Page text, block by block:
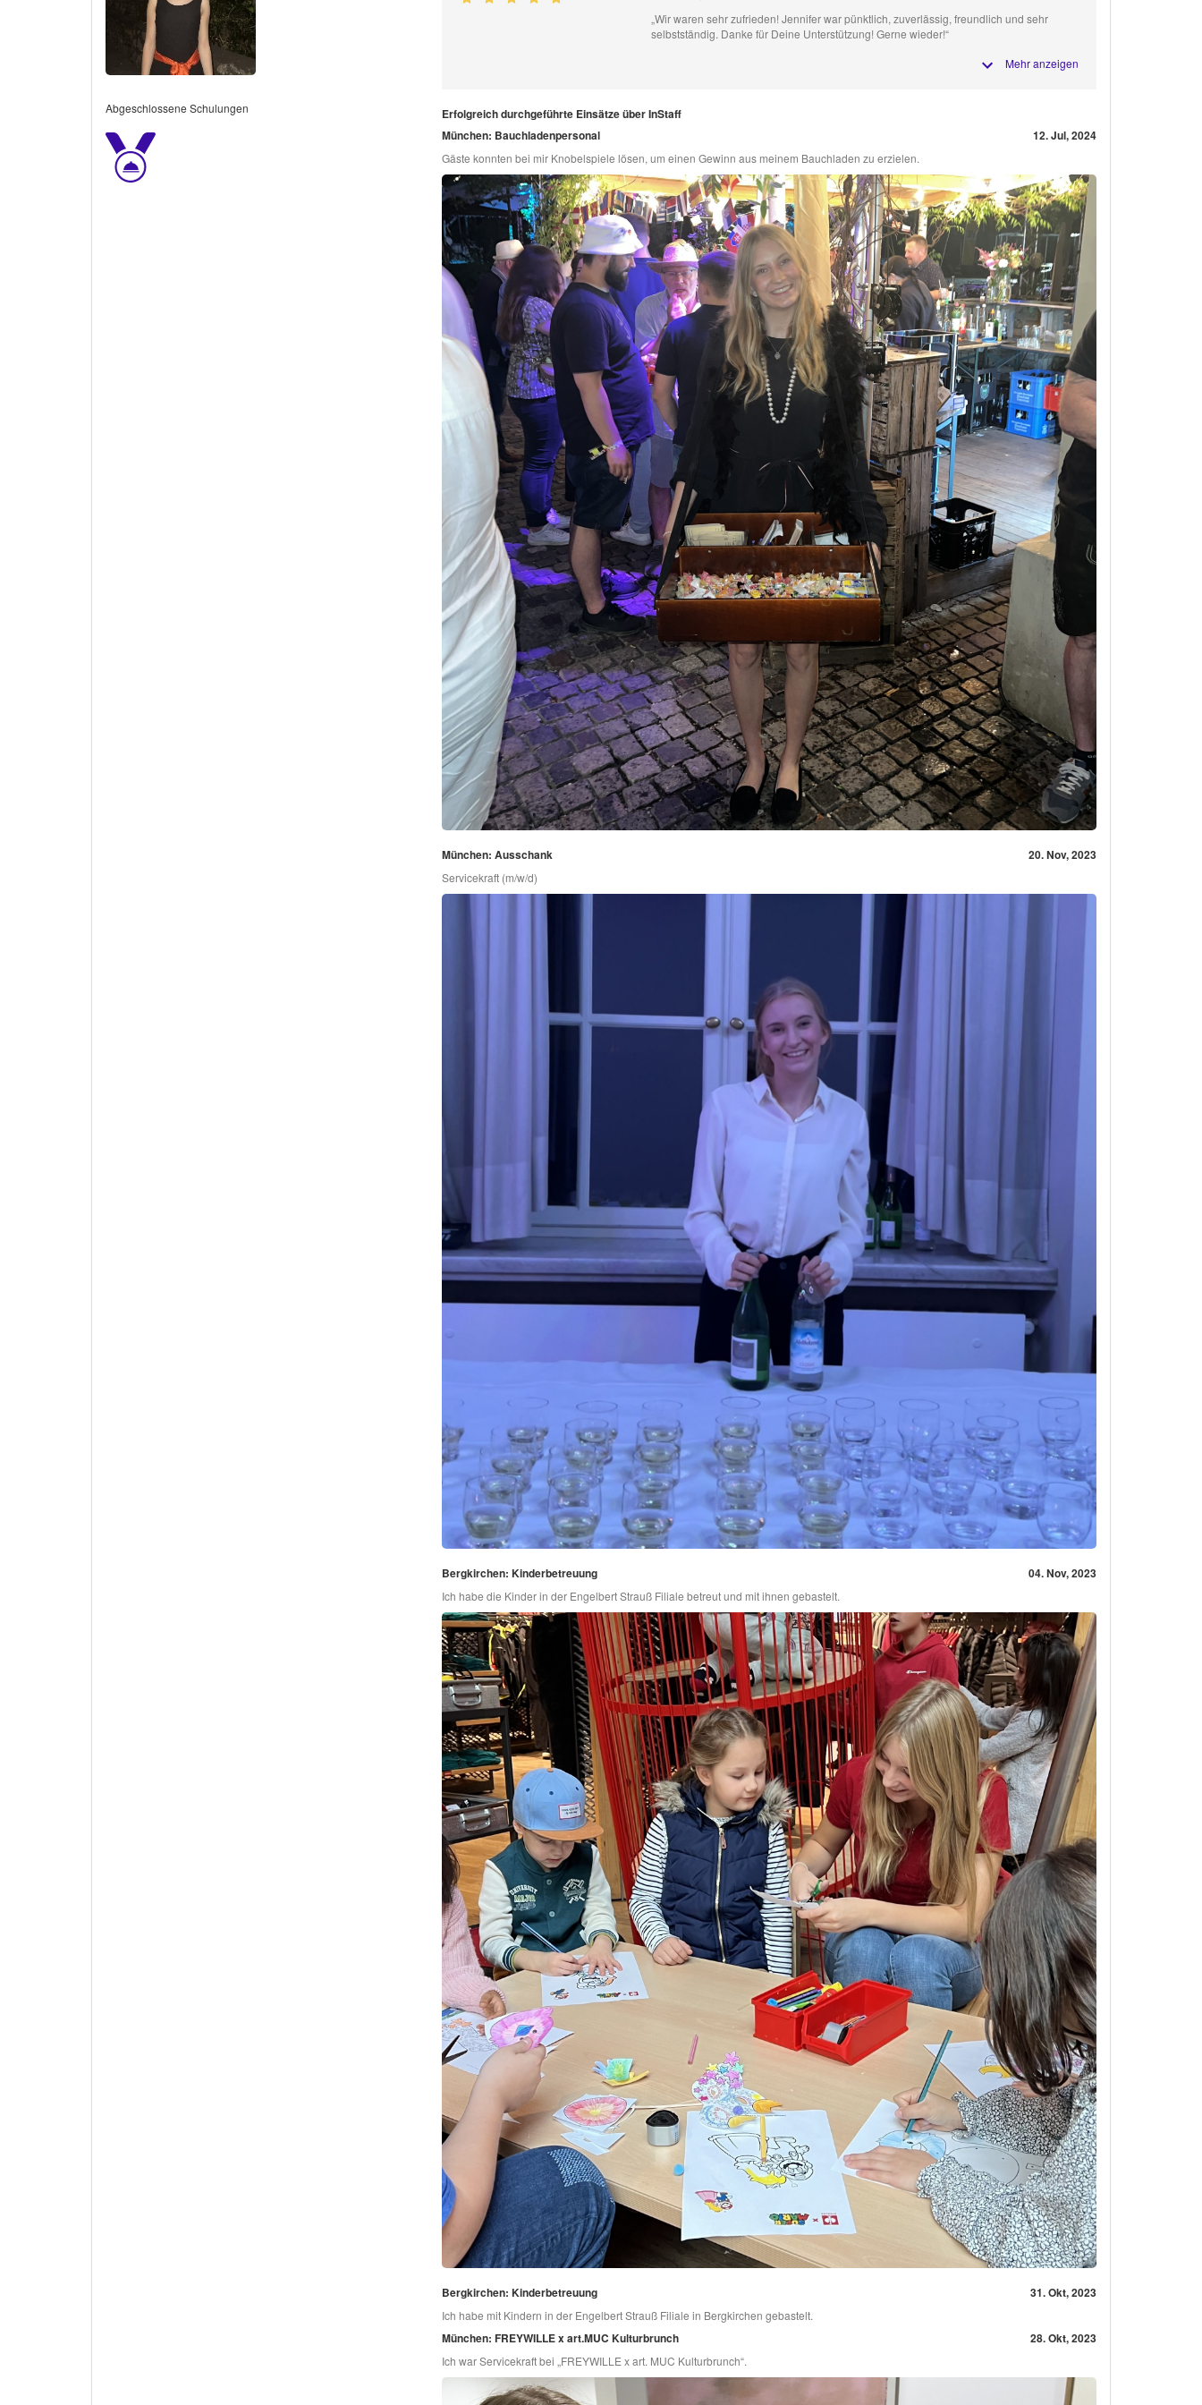
Abgeschlossene Schulungen
„Wir waren sehr zufrieden! Jennifer war pünktlich, zuverlässig, freundlich und sehr
selbstständig. Danke für Deine Unterstützung! Gerne wieder!“
Mehr anzeigen
Erfolgreich durchgeführte Einsätze über InStaff
München: Bauchladenpersonal
12. Jul, 2024
Gäste konnten bei mir Knobelspiele lösen, um einen Gewinn aus meinem Bauchladen zu erzielen.
München: Ausschank 20. Nov, 2023
Servicekraft (m/w/d)
Bergkirchen: Kinderbetreuung 04. Nov, 2023
Ich habe die Kinder in der Engelbert Strauß Filiale betreut und mit ihnen gebastelt.
Bergkirchen: Kinderbetreuung 31. Okt, 2023
Ich habe mit Kindern in der Engelbert Strauß Filiale in Bergkirchen gebastelt.
München: FREYWILLE x art.MUC Kulturbrunch 28. Okt, 2023
Ich war Servicekraft bei „FREYWILLE x art. MUC Kulturbrunch“.